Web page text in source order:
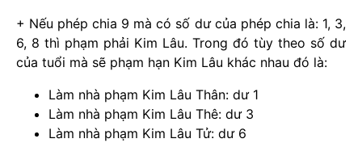
+ Nếu phép chia 9 mà có số dư của phép chia là: 1, 3,
6, 8 thì phạm phải Kim Lâu. Trong đó tùy theo số dư
của tuổi mà sẽ phạm hạn Kim Lâu khác nhau đó là:
Làm nhà phạm Kim Lâu Thân: dư 1
Làm nhà phạm Kim Lâu Thê: dư 3
Làm nhà phạm Kim Lâu Tử: dư 6